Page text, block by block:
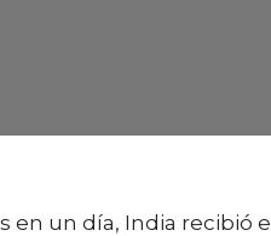
en un día, India